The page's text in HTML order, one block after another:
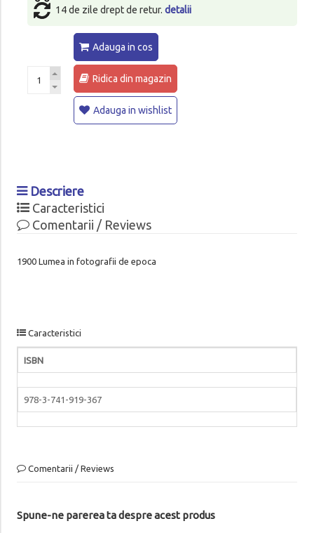
14 de zile drept de retur. detalii
Adauga in cos
Ridica din magazin
Adauga in wishlist
Descriere
Caracteristici
Comentarii / Reviews
1900 Lumea in fotografii de epoca
Caracteristici
ISBN
978-3-741-919-367
Comentarii / Reviews
Spune-ne parerea ta despre acest produs